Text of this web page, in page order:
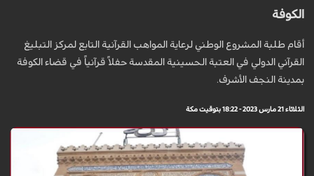
الكوفة
أقام طلبة المشروع الوطني لرعاية المواهب القرآنية التابع لمركز التبليغ
القرآني الدولي في العتبة الحسينية المقدسة حفلاً قرآنياً في قضاء الكوفة
بمدينة النجف الأشرف.
الثلاثاء 21 مارس 2023 - 18:22 بتوقيت مكة